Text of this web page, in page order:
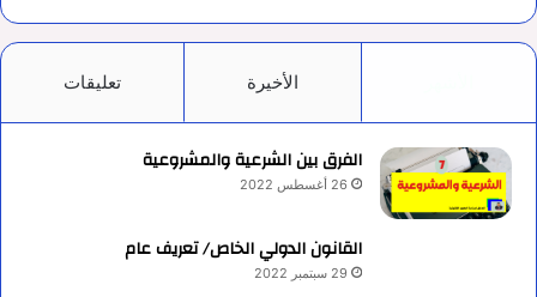
الأخيرة تعليقات
الفرق بين الشرعية والمشروعية
26 أغسطس 2022
القانون الدولي الخاص/ تعريف عام
29 سبتمبر 2022